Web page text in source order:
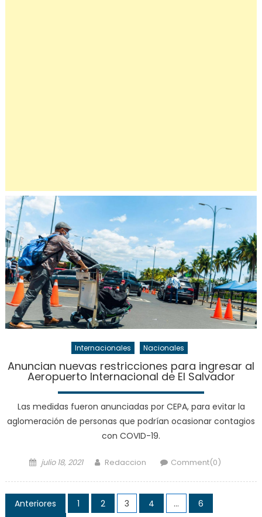
Internacionales Nacionales
Anuncian nuevas restricciones para ingresar al
Aeropuerto Internacional de El Salvador
Las medidas fueron anunciadas por CEPA, para evitar la
aglomeración de personas que podrían ocasionar contagios
con COVID-19.
Posted
julio 18, 2021 Author
Redaccion Comment(0)
Paginación
Anteriores 1 2 3 4 … 6